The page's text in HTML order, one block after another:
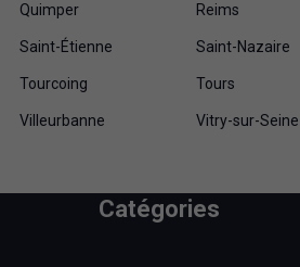
Quimper Reims
Saint-Étienne Saint-Nazaire
Tourcoing Tours
Villeurbanne Vitry-sur-Seine
Catégories